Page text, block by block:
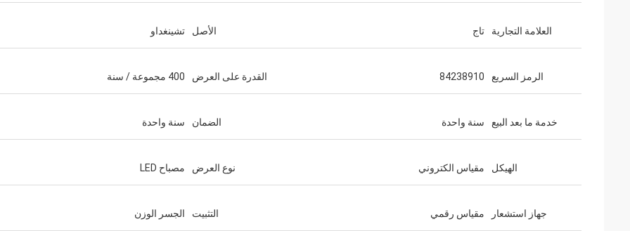
العلامة التجارية تاج الأصل تشينغداو
الرمز السريع 84238910 القدرة على العرض 400 مجموعة / سنة
خدمة ما بعد البيع سنة واحدة الضمان سنة واحدة
الهيكل مقياس الكتروني نوع العرض مصباح LED
جهاز استشعار مقياس رقمي التثبيت الجسر الوزن